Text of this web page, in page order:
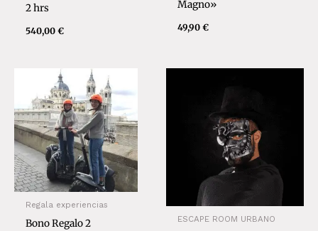
2 hrs
540,00€
Magno»
49,90€
Regala experiencias
Bono Regalo 2
ESCAPE ROOM URBANO